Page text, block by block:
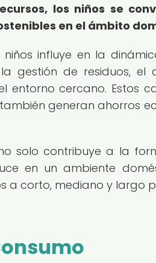
los niños se
en el ámbito
influye en la
gestión de residuos, el
cercano. Estos
generan ahorros
solo contribuye a la
en un ambiente
a corto, mediano y largo